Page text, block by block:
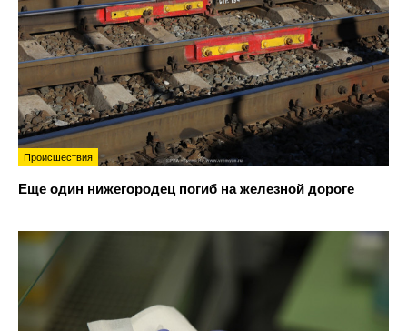
Происшествия
Еще один нижегородец погиб на железной дороге